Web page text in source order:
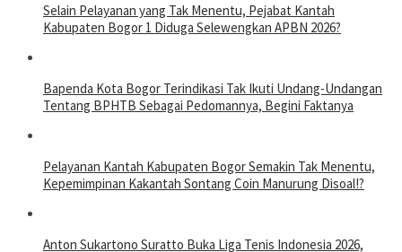
Selain Pelayanan yang Tak Menentu, Pejabat Kantah
Kabupaten Bogor 1 Diduga Selewengkan APBN 2026?
Bapenda Kota Bogor Terindikasi Tak Ikuti Undang-Undangan
Tentang BPHTB Sebagai Pedomannya, Begini Faktanya
Pelayanan Kantah Kabupaten Bogor Semakin Tak Menentu,
Kepemimpinan Kakantah Sontang Coin Manurung Disoal!?
Anton Sukartono Suratto Buka Liga Tenis Indonesia 2026,